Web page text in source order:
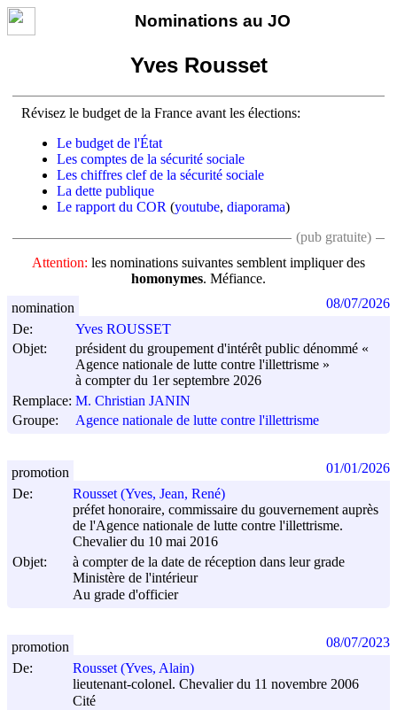
Nominations au JO
Yves Rousset
Révisez le budget de la France avant les élections:
Le budget de l'État
Les comptes de la sécurité sociale
Les chiffres clef de la sécurité sociale
La dette publique
Le rapport du COR (youtube, diaporama)
(pub gratuite)
Attention: les nominations suivantes semblent impliquer des
homonymes. Méfiance.
De:
Yves ROUSSET
Objet:
président du groupement d'intérêt public dénommé «
Agence nationale de lutte contre l'illettrisme »
à compter du 1er septembre 2026
Remplace: M. Christian JANIN
Groupe:
Agence nationale de lutte contre l'illettrisme
nomination 08/07/2026
De:
Rousset (Yves, Jean, René)
préfet honoraire, commissaire du gouvernement auprès
de l'Agence nationale de lutte contre l'illettrisme.
Chevalier du 10 mai 2016
Objet:
à compter de la date de réception dans leur grade
Ministère de l'intérieur
Au grade d'officier
promotion 01/01/2026
De:
Rousset (Yves, Alain)
lieutenant-colonel. Chevalier du 11 novembre 2006
Cité
promotion 08/07/2023